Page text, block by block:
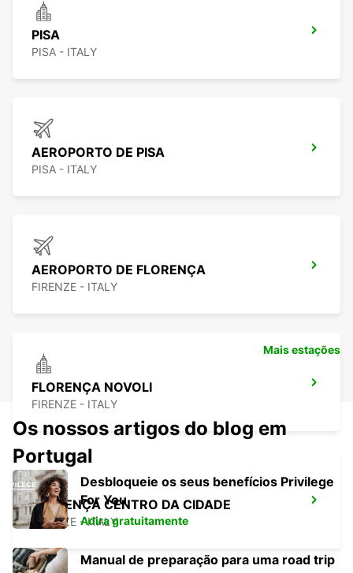
PISA
PISA - ITALY
AEROPORTO DE PISA
PISA - ITALY
AEROPORTO DE FLORENÇA
FIRENZE - ITALY
FLORENÇA NOVOLI
FIRENZE - ITALY
FLORENÇA CENTRO DA CIDADE
FIRENZE - ITALY
Mais estações
Os nossos artigos do blog em
Portugal
Desbloqueie os seus benefícios Privilege
For You
Adira gratuitamente
Manual de preparação para uma road trip